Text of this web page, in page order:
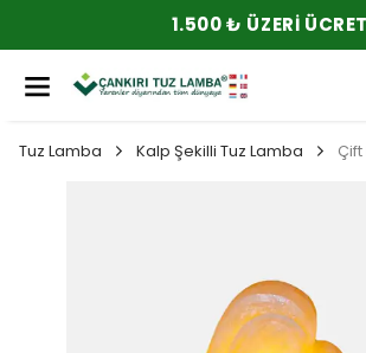
1.500 ₺ ÜZERI ÜCRETSIZ
Tuz Lamba Kalp Şekilli Tuz Lamba